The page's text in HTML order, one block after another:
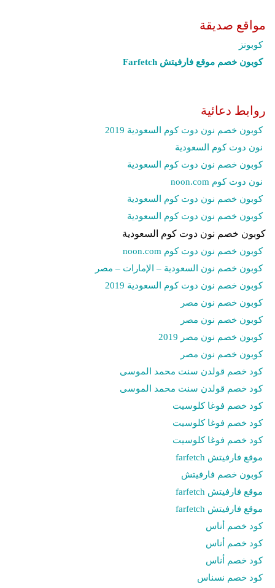
مواقع صديقة
كوبونز
كوبون خصم موقع فارفيتش Farfetch‎
روابط دعائية
كوبون خصم نون دوت كوم السعودية 2019
نون دوت كوم السعودية
كوبون خصم نون دوت كوم السعودية
نون دوت كوم noon.com
كوبون خصم نون دوت كوم السعودية
كوبون خصم نون دوت كوم السعودية
كوبون خصم نون دوت كوم السعودية
كوبون خصم نون دوت كوم noon.com
كوبون خصم نون السعودية – الإمارات – مصر
كوبون خصم نون دوت كوم السعودية 2019
كوبون خصم نون مصر
كوبون خصم نون مصر
كوبون خصم نون مصر 2019
كوبون خصم نون مصر
كود خصم قولدن سنت محمد الموسى
كود خصم قولدن سنت محمد الموسى
كود خصم فوغا كلوسيت
كود خصم فوغا كلوسيت
كود خصم فوغا كلوسيت
موقع فارفيتش farfetch
كوبون خصم فارفيتش
موقع فارفيتش farfetch
موقع فارفيتش farfetch
كود خصم أناس
كود خصم أناس
كود خصم أناس
كود خصم نسناس